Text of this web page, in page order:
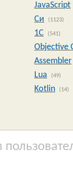
JavaScript
Си
(1123)
1C (541)
Objective
Assembler
Lua
(49)
Kotlin (14)